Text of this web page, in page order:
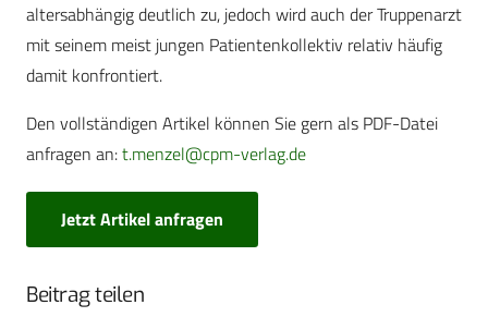
altersabhängig deutlich zu, jedoch wird auch der Truppenarzt
mit seinem meist jungen Patientenkollektiv relativ häufig
damit konfrontiert.
Den vollständigen Artikel können Sie gern als PDF-Datei
anfragen an:t.menzel@cpm-verlag.de
Jetzt Artikel anfragen
Beitrag teilen